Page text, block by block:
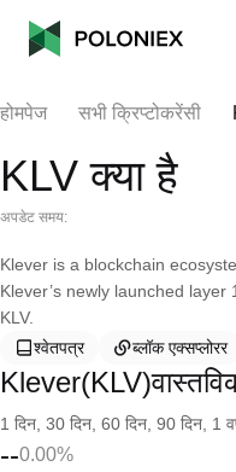
होमपेज सभी क्रिप्टोकरेंसी
KLV क्या है
अपडेट समय:
Klever is a blockchain
Klever’s newly launched
KLV.
श्वेतपत्र
ब्लॉक एक्सप्लोरर
1 दिन, 30 दिन, 60 दिन, 90 दिन, 1
--0.00%